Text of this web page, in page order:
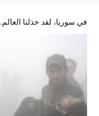
في سوريا، لقد خذلنا العالم.